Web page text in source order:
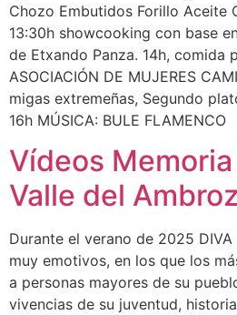
Chozo Embutidos Forillo Aceite
13:30h showcooking con base
de Etxando Panza. 14h, comida
ASOCIACIÓN DE MUJERES
migas extremeñas, Segundo
16h MÚSICA: BULE FLAMENCO
Vídeos
Valle del Ambroz
Durante el verano de 2025
muy emotivos, en los que los
a personas mayores de su
vivencias de su juventud,